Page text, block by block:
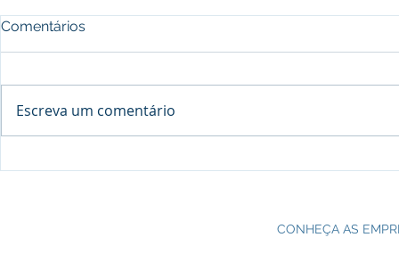
Comentários
Escreva um comentário
CONHEÇA AS